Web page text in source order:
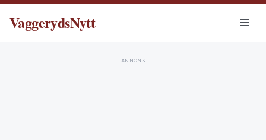
VaggerydsNytt
ANNONS